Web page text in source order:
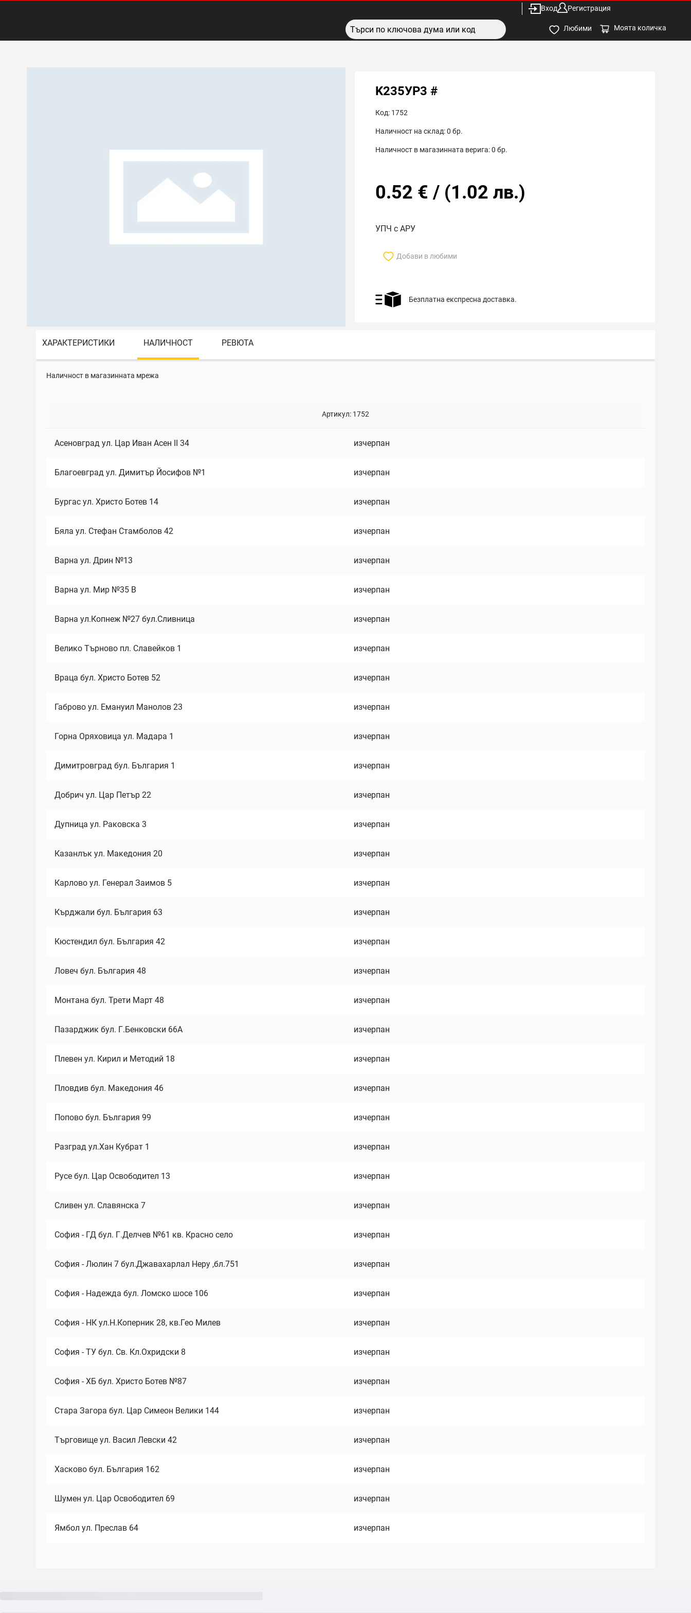
Вход Регистрация
Любими Моята количка
K235УР3 #
Код: 1752
Наличност на склад:0 бр.
Наличност в магазинната верига:0 бр.
0.52 € / (1.02 лв.)
УПЧ с АРУ
Добави в любими
Безплатна експресна доставка.
ХАРАКТЕРИСТИКИ НАЛИЧНОСТ РЕВЮТА
Наличност в магазинната мрежа
Артикул: 1752
Асеновград ул. Цар Иван Асен II 34 изчерпан
Благоевград ул. Димитър Йосифов №1 изчерпан
Бургас ул. Христо Ботев 14 изчерпан
Бяла ул. Стефан Стамболов 42 изчерпан
Варна ул. Дрин №13 изчерпан
Варна ул. Мир №35 В изчерпан
Варна ул.Копнеж №27 бул.Сливница изчерпан
Велико Търново пл. Славейков 1 изчерпан
Враца бул. Христо Ботев 52 изчерпан
Габрово ул. Емануил Манолов 23 изчерпан
Горна Оряховица ул. Мадара 1 изчерпан
Димитровград бул. България 1 изчерпан
Добрич ул. Цар Петър 22 изчерпан
Дупница ул. Раковска 3 изчерпан
Казанлък ул. Македония 20 изчерпан
Карлово ул. Генерал Заимов 5 изчерпан
Кърджали бул. България 63 изчерпан
Кюстендил бул. България 42 изчерпан
Ловеч бул. България 48 изчерпан
Монтана бул. Трети Март 48 изчерпан
Пазарджик бул. Г.Бенковски 66А изчерпан
Плевен ул. Кирил и Методий 18 изчерпан
Пловдив бул. Македония 46 изчерпан
Попово бул. България 99 изчерпан
Разград ул.Хан Кубрат 1 изчерпан
Русе бул. Цар Освободител 13 изчерпан
Сливен ул. Славянска 7 изчерпан
София - ГД бул. Г.Делчев №61 кв. Красно село изчерпан
София - Люлин 7 бул.Джавахарлал Неру ,бл.751 изчерпан
София - Надежда бул. Ломско шосе 106 изчерпан
София - НК ул.Н.Коперник 28, кв.Гео Милев изчерпан
София - ТУ бул. Св. Кл.Охридски 8 изчерпан
София - ХБ бул. Христо Ботев №87 изчерпан
Стара Загора бул. Цар Симеон Велики 144 изчерпан
Търговище ул. Васил Левски 42 изчерпан
Хасково бул. България 162 изчерпан
Шумен ул. Цар Освободител 69 изчерпан
Ямбол ул. Преслав 64 изчерпан